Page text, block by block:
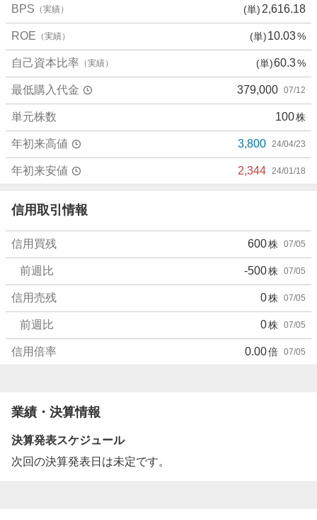
BPS （実績） (単) 2,616.18
ROE （実績） (単)10.03%
自己資本比率 （実績） (単)60.3%
最低購入代金 379,000 07/12
単元株数 100株
年初来高値 3,800 24/04/23
年初来安値 2,344 24/01/18
信用取引情報
信用買残 600株 07/05
前週比 -500株 07/05
信用売残 0株 07/05
前週比 0株 07/05
信用倍率 0.00倍 07/05
業績・決算情報
決算発表スケジュール
次回の決算発表日は未定です。